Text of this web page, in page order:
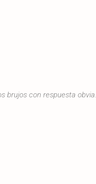
brujos con respuesta obvia.